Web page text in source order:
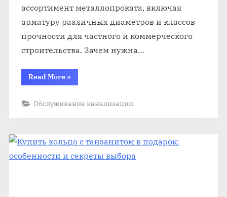
ассортимент металлопроката, включая
арматуру различных диаметров и классов
прочности для частного и коммерческого
строительства. Зачем нужна…
Read More“Арматура
для
выбрать
количество”
»
Обслуживание канализации